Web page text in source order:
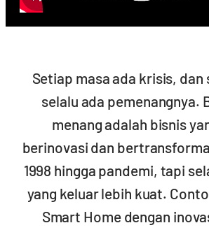
Setiap masa ada krisis,
selalu ada pemenangnya.
menang adalah bisnis
berinovasi dan
1998 hingga pandemi, tapi
yang keluar lebih kuat.
Smart Home dengan